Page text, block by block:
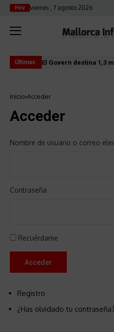
Hoy viernes , 7 agosto 2026
Últimas: El Govern destina 1,3
Inicio Acceder
Acceder
Nombre de usuario o correo
Contraseña
Recuérdame
Acceder
Registro
¿Has olvidado tu contraseña?